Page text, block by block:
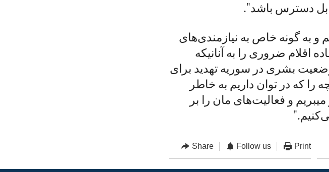
دسترس باشد".
و به گونه خاص به نیازمندی‌های
اقلام ضروری را به آنانیکه
بشری در سوریه تهدید برای
را که در توان داریم به خاطر
بهبود بخشیدن این مشقت بشری به کار می‎بریم و فعالیت‌های مان را بر
Share Follow us Print